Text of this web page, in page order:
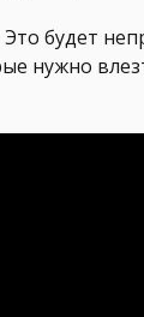
будет
нужно